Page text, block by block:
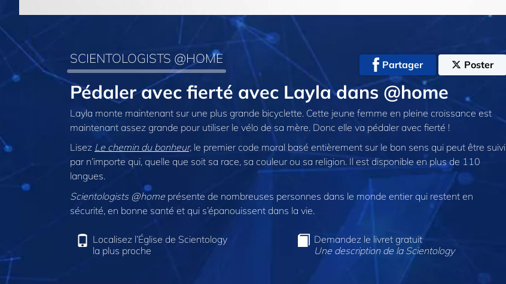
SCIENTOLOGISTS @HOME Partager Poster
Pédaler avec fierté avec Layla dans @home
Layla monte maintenant sur une plus grande bicyclette. Cette jeune femme en pleine croissance est
maintenant assez grande pour utiliser le vélo de sa mère. Donc elle va pédaler avec fierté !
Lisez Le chemin du bonheur, le premier code moral basé entièrement sur le bon sens qui peut être suivi
par n’importe qui, quelle que soit sa race, sa couleur ou sa religion. Il est disponible en plus de 110
langues.
Scientologists @homeprésente de nombreuses personnes dans le monde entier qui restent en
sécurité, en bonne santé et qui s’épanouissent dans la vie.
Localisez l’Église de Scientology
la plus proche
Demandez le livret gratuit
Une description de la Scientology